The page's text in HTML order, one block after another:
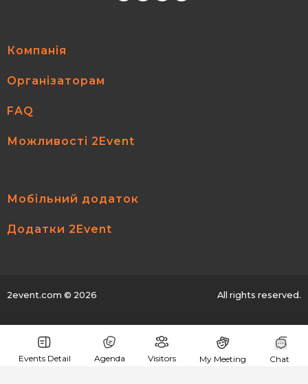
Компанія
Організаторам
FAQ
Можливості 2Event
Мобільний додаток
Додатки 2Event
2event.com © 2026 All rights reserved.
Events Detail Agenda Visitors My Meeting Chat